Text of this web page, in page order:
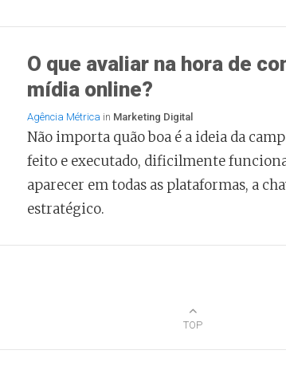
O que avaliar na hora de
mídia online?
Agência Métrica in Marketing Digital
Não importa quão boa é a ideia da
feito e executado, dificilmente
aparecer em todas as plataformas, a
estratégico.
TOP